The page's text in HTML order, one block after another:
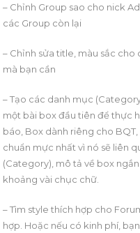
– Chỉnh Group sao cho nick
các Group còn lại
– Chỉnh sửa title, màu sắc
mà bạn cần
– Tạo các danh mục
một bài box đầu tiên để thực
báo, Box dành riêng cho
chuẩn mực nhất vì nó sẽ liên
(Category), mô tả về box
khoảng vài chục chữ.
– Tìm style thích hợp cho
hợp. Hoặc nếu có kinh phí,